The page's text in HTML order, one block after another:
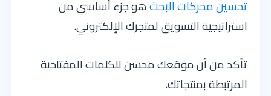
تحسين محركات البحثهو جزء أساسي من
استراتيجية التسويق لمتجرك الإلكتروني.
تأكد من أن موقعك محسن للكلمات المفتاحية
المرتبطة بمنتجاتك.